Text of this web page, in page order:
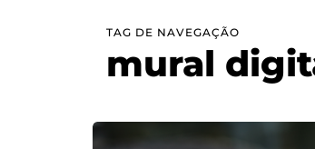
TAG DE NAVEGAÇÃO
mural